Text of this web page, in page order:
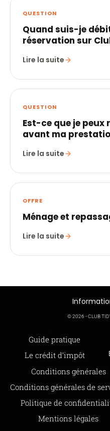
QUESTION
Quand suis-je
réservation sur
Lire la suite
QUESTION
Est-ce que je peux
avant ma
Lire la suite
OFFRE
Ménage et
Lire la suite
Guide pratique
Le crédit d’impôt
Offre de parrainage 50-50
FAQ
BLOG
© 2026 - CLUB
Informations légales
Conditions générales
Conditions générales de
Politique de
Mentions légales
SAS CLUB TIDY
165 Avenue de Bretagne
979 480 886 RCS LILLE Métropole
SAP / 979480886 Acte 2023-140